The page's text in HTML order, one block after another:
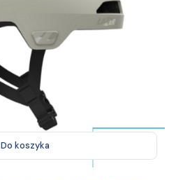
Do koszyka